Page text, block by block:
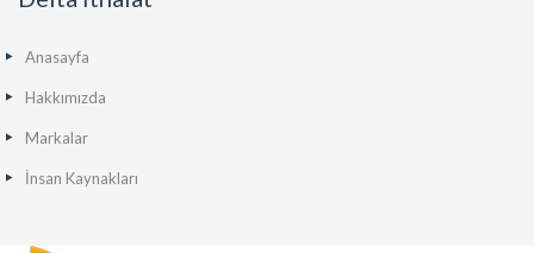
Anasayfa
Hakkımızda
Markalar
İnsan Kaynakları